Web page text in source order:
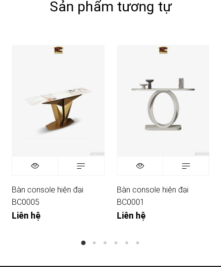
Sản phẩm tương tự
Bàn console hiện đại
BC0005
Liên hệ
Bàn console hiện đại
BC0001
Liên hệ